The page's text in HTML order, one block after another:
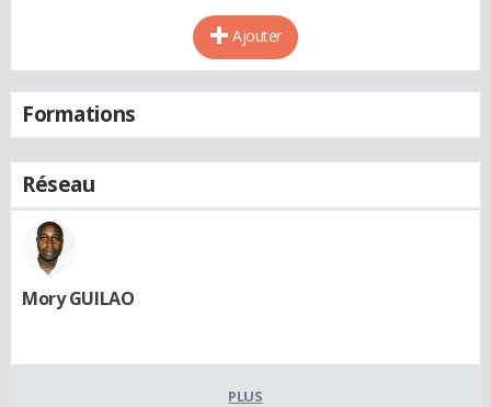
Ajouter
Formations
Réseau
Mory GUILAO
PLUS